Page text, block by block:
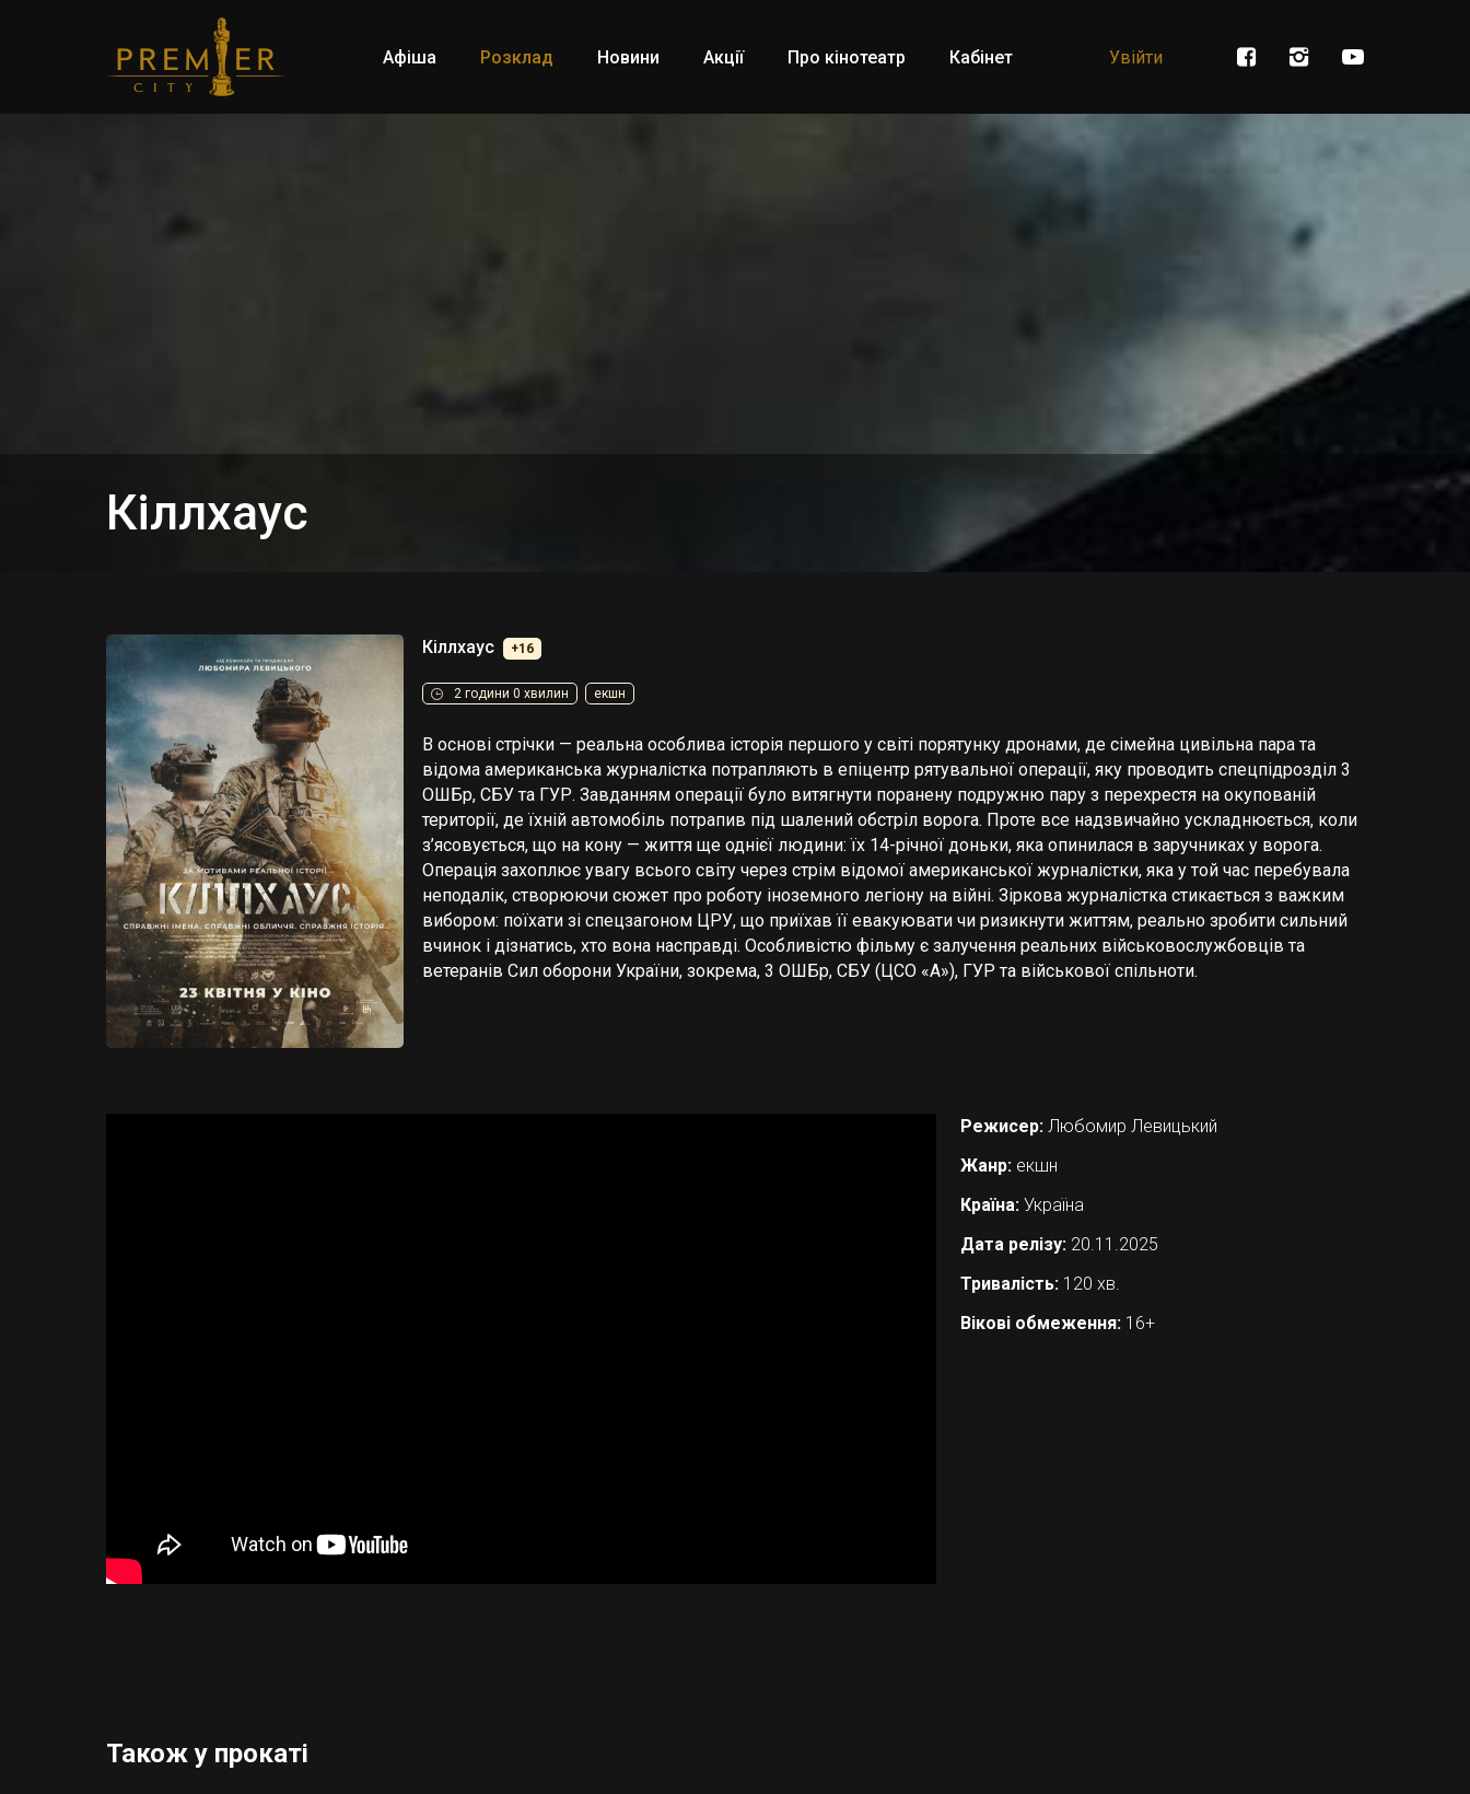
Афіша Розклад Новини Акції Про кінотеатр Кабінет Увійти
Кіллхаус
Кіллхаус +16
2 години 0 хвилин екшн
В основі стрічки — реальна особлива історія першого у світі порятунку дронами, де сімейна цивільна пара та
відома американська журналістка потрапляють в епіцентр рятувальної операції, яку проводить спецпідрозділ 3
ОШБр, СБУ та ГУР. Завданням операції було витягнути поранену подружню пару з перехрестя на окупованій
території, де їхній автомобіль потрапив під шалений обстріл ворога. Проте все надзвичайно ускладнюється, коли
з’ясовується, що на кону — життя ще однієї людини: їх 14-річної доньки, яка опинилася в заручниках у ворога.
Операція захоплює увагу всього світу через стрім відомої американської журналістки, яка у той час перебувала
неподалік, створюючи сюжет про роботу іноземного легіону на війні. Зіркова журналістка стикається з важким
вибором: поїхати зі спецзагоном ЦРУ, що приїхав її евакуювати чи ризикнути життям, реально зробити сильний
вчинок і дізнатись, хто вона насправді. Особливістю фільму є залучення реальних військовослужбовців та
ветеранів Сил оборони України, зокрема, 3 ОШБр, СБУ (ЦСО «А»), ГУР та військової спільноти.
Режисер: Любомир Левицький
Жанр: екшн
Країна: Україна
Дата релізу: 20.11.2025
Тривалість: 120 хв.
Вікові обмеження: 16+
Також у прокаті